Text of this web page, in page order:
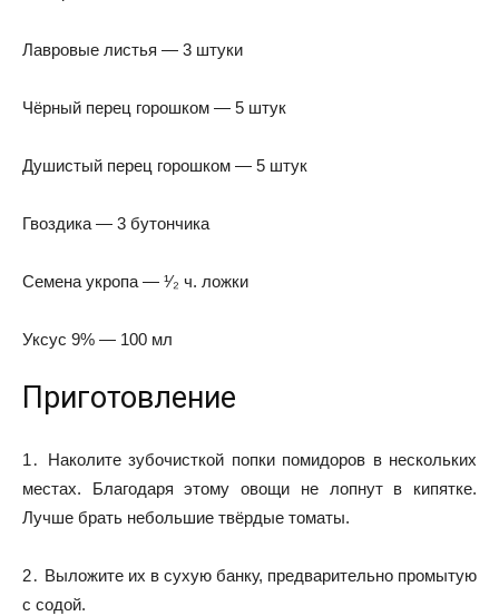
Лавровые листья — 3 штуки
Чёрный перец горошком — 5 штук
Душистый перец горошком — 5 штук
Гвоздика — 3 бутончика
Семена укропа — ¹⁄₂ ч. ложки
Уксус 9% — 100 мл
Приготовление
1․ Наколите зубочисткой попки помидоров в нескольких
местах. Благодаря этому овощи не лопнут в кипятке.
Лучше брать небольшие твёрдые томаты.
2․ Выложите их в сухую банку, предварительно промытую
с содой.